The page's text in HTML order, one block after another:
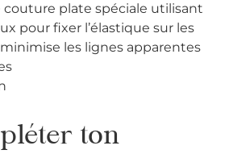
couture plate spéciale utilisant
pour fixer l’élastique sur les
les lignes apparentes
ton